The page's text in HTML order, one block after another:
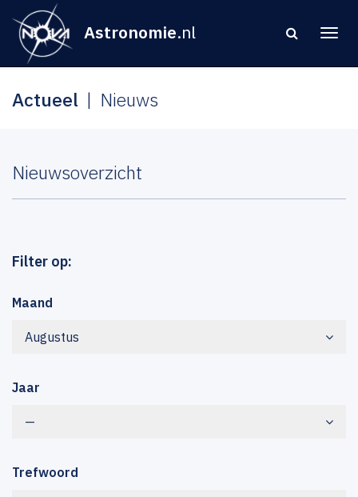
Astronomie.nl
Actueel Nieuws
Nieuwsoverzicht
Filter op:
Maand
Augustus
Jaar
—
Trefwoord